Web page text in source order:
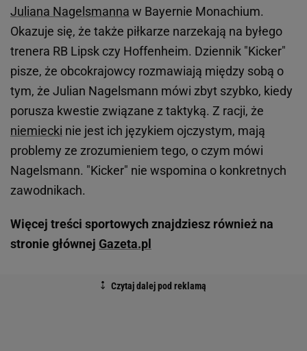
Juliana Nagelsmanna w Bayernie Monachium.
Okazuje się, że także piłkarze narzekają na byłego
trenera RB Lipsk czy Hoffenheim. Dziennik "Kicker"
pisze, że obcokrajowcy rozmawiają między sobą o
tym, że Julian Nagelsmann mówi zbyt szybko, kiedy
porusza kwestie związane z taktyką. Z racji, że
niemiecki nie jest ich językiem ojczystym, mają
problemy ze zrozumieniem tego, o czym mówi
Nagelsmann. "Kicker" nie wspomina o konkretnych
zawodnikach.
Więcej treści sportowych znajdziesz również na
stronie głównej Gazeta.pl